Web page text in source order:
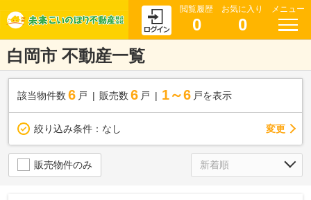
閲覧履歴
0
お気に入り
0
メニュー
白岡市 不動産一覧
該当物件数 6 戸 販売数 6 戸 1～6 戸を表示
絞り込み条件： なし 変更
販売物件のみ